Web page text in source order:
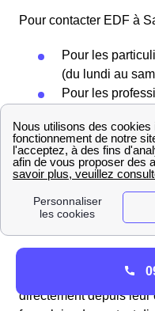
Pour contacter EDF à
Pour les
(du lundi au
Pour les
Ces numéros sont
votre contrat
Nouvelle Aquitaine, la
logement à Sainte-
réclamations
contacter les
directement depuis